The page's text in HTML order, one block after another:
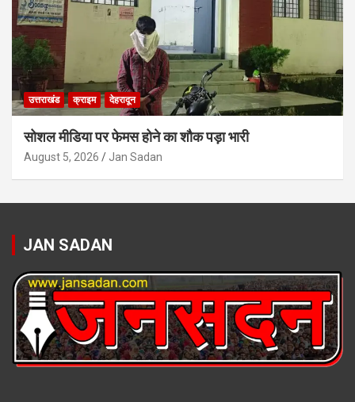
उत्तराखंड क्राइम देहरादून
सोशल मीडिया पर फेमस होने का शौक पड़ा भारी
August 5, 2026 Jan Sadan
JAN SADAN